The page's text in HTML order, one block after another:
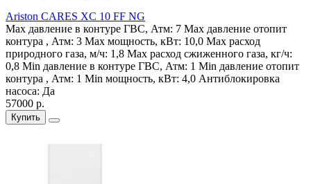
Ariston CARES XC 10 FF NG
Max давление в контуре ГВС, Атм: 7 Max давление отопит
контура , Атм: 3 Max мощность, кВт: 10,0 Max расход
природного газа, м/ч: 1,8 Max расход сжиженного газа, кг/ч:
0,8 Min давление в контуре ГВС, Атм: 1 Min давление отопит
контура , Атм: 1 Min мощность, кВт: 4,0 Антиблокировка
насоса: Да
57000 р.
Купить